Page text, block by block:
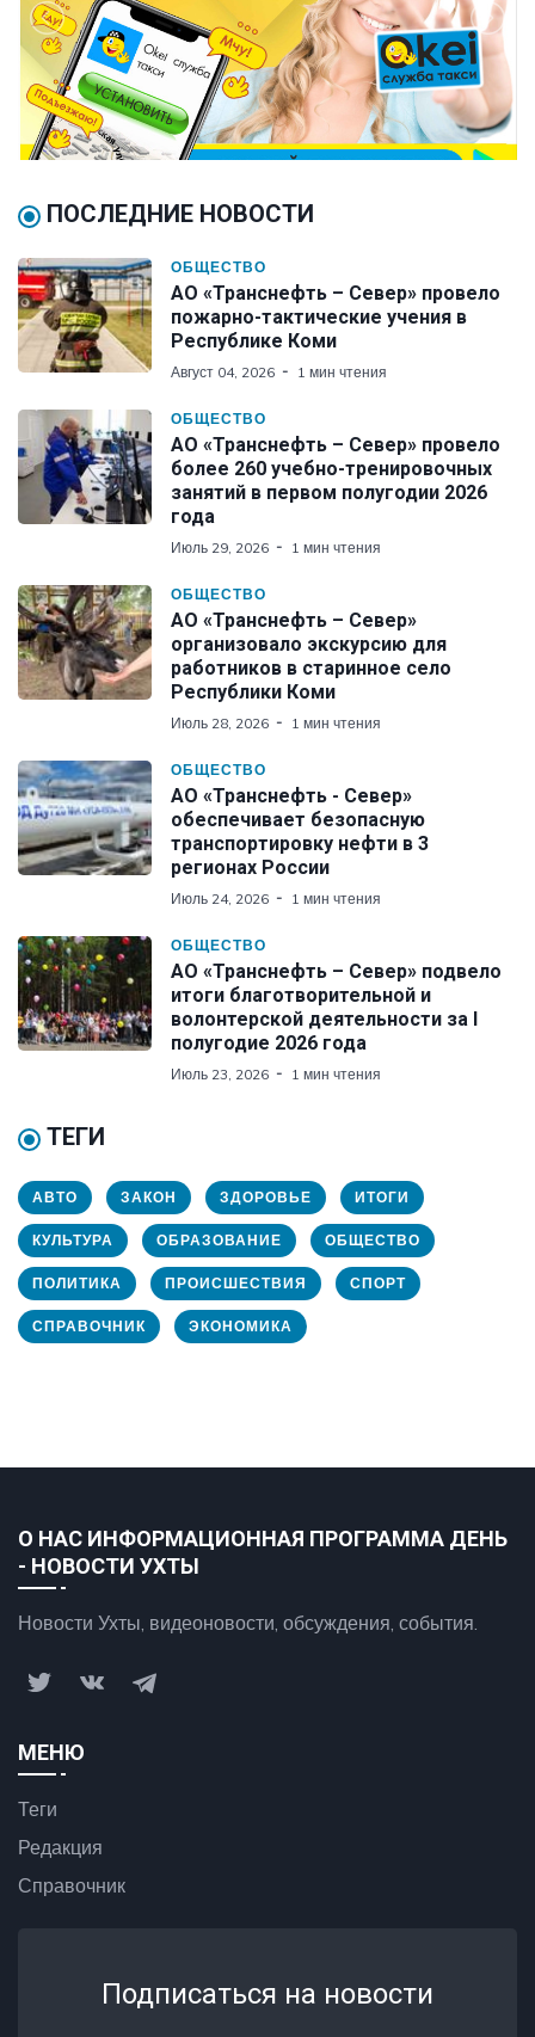
ПОСЛЕДНИЕ НОВОСТИ
ОБЩЕСТВО
АО «Транснефть – Север» провело
пожарно-тактические учения в
Республике Коми
Август 04, 2026 1 мин чтения
ОБЩЕСТВО
АО «Транснефть – Север» провело
более 260 учебно-тренировочных
занятий в первом полугодии 2026
года
Июль 29, 2026 1 мин чтения
ОБЩЕСТВО
АО «Транснефть – Север»
организовало экскурсию для
работников в старинное село
Республики Коми
Июль 28, 2026 1 мин чтения
ОБЩЕСТВО
АО «Транснефть - Север»
обеспечивает безопасную
транспортировку нефти в 3
регионах России
Июль 24, 2026 1 мин чтения
ОБЩЕСТВО
АО «Транснефть – Север» подвело
итоги благотворительной и
волонтерской деятельности за I
полугодие 2026 года
Июль 23, 2026 1 мин чтения
ТЕГИ
АВТО ЗАКОН ЗДОРОВЬЕ ИТОГИ
КУЛЬТУРА ОБРАЗОВАНИЕ ОБЩЕСТВО
ПОЛИТИКА ПРОИСШЕСТВИЯ СПОРТ
СПРАВОЧНИК ЭКОНОМИКА
О НАС ИНФОРМАЦИОННАЯ ПРОГРАММА ДЕНЬ
- НОВОСТИ УХТЫ
Новости Ухты, видеоновости, обсуждения, события.
МЕНЮ
Теги
Редакция
Справочник
Подписаться на новости